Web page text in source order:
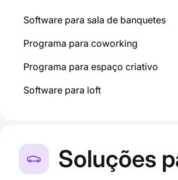
Software para sala de banquetes
Programa para coworking
Programa para espaço criativo
Software para loft
Soluções